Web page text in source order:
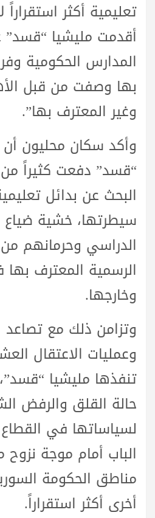
تعليمية أكثر استقراراً
أقدمت مليشيا “قسد”
المدارس الحكومية
بها وصفت من قبل
وغير المعترف بها”.
وأكد سكان محليون أن
“قسد” دفعت كثيراً
البحث عن بدائل
سيطرتها، خشية ضياع
الدراسي وحرمانهم
الرسمية المعترف
وخارجها.
وتزامن ذلك مع تصاعد
وعمليات الاعتقال
تنفذها مليشيا
حالة القلق والرفض
لسياساتها في
الباب أمام موجة نزوح
مناطق الحكومة
أخرى أكثر استقراراً.